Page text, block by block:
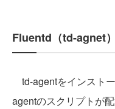
Fluentd（td-agnet
td-agentをインスト
agentのスクリプトが